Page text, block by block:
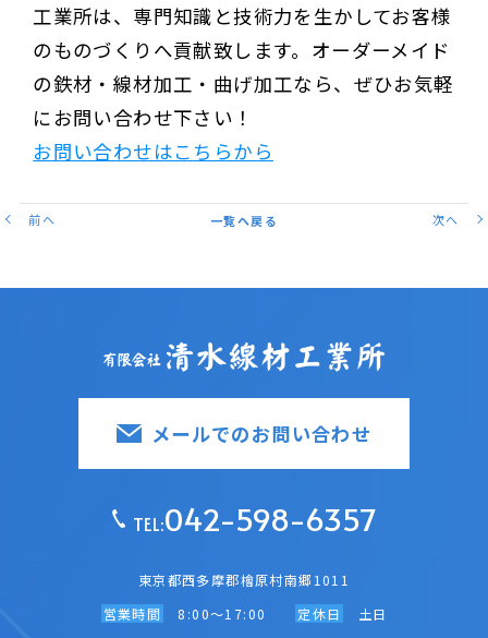
工業所は、専門知識と技術力を生かしてお客様
のものづくりへ貢献致します。オーダーメイド
の鉄材・線材加工・曲げ加工なら、ぜひお気軽
にお問い合わせ下さい！
お問い合わせはこちらから
前へ 一覧へ戻る 次へ
メールでのお問い合わせ
TEL:042-598-6357
東京都西多摩郡檜原村南郷1011
営業時間
8:00～17:00 定休日 土日